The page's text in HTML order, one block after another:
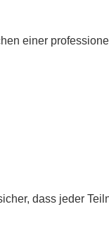
einer
dass jeder